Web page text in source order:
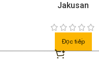
(1972)
Đọc tiếp